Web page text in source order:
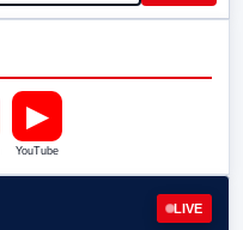
▶
YouTube
LIVE